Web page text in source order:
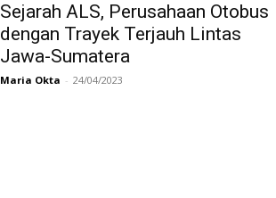
Sejarah ALS, Perusahaan Otobus
dengan Trayek Terjauh Lintas
Jawa-Sumatera
Maria Okta - 24/04/2023